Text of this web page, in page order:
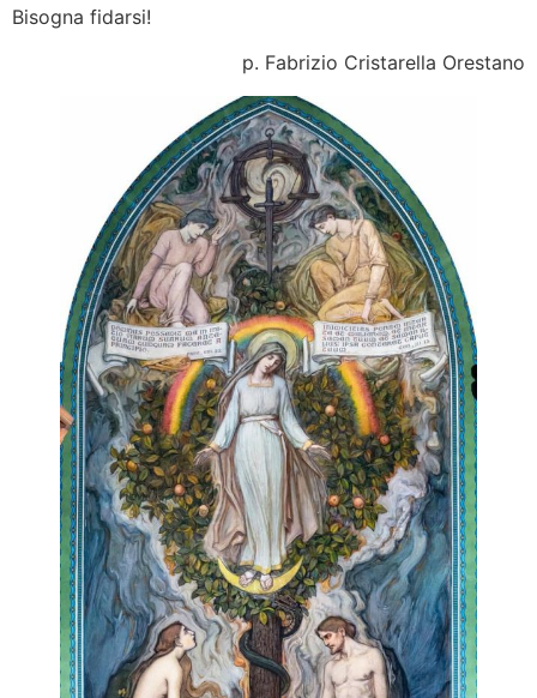
Bisogna fidarsi!
p. Fabrizio Cristarella Orestano